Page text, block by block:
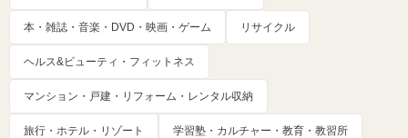
本・雑誌・音楽・DVD・映画・ゲーム リサイクル
ヘルス&ビューティ・フィットネス
マンション・戸建・リフォーム・レンタル収納
旅行・ホテル・リゾート 学習塾・カルチャー・教育・教習所